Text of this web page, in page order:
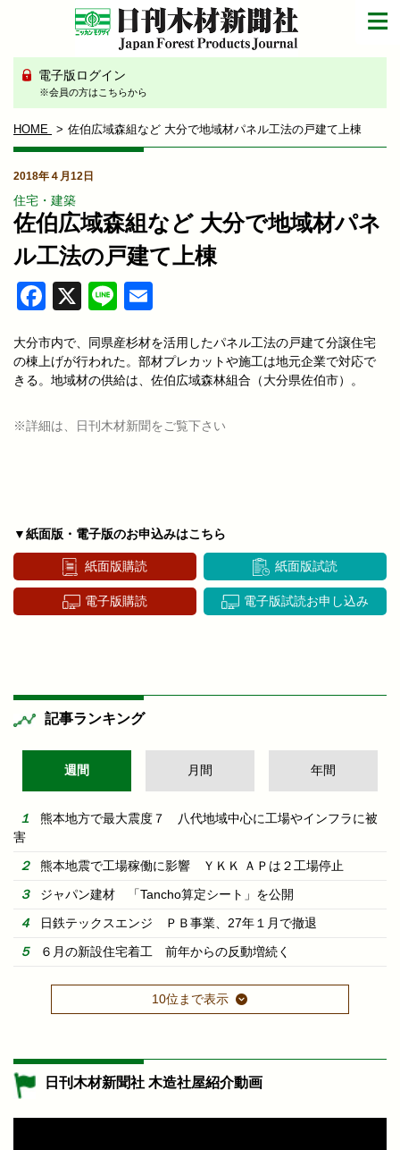
電子版ログイン
※会員の方はこちらから
HOME 佐伯広域森組など 大分で地域材パネル工法の戸建て上棟
2018年４月12日
住宅・建築
佐伯広域森組など 大分で地域材パネ
ル工法の戸建て上棟
Facebook
X Line
大分市内で、同県産杉材を活用したパネル工法の戸建て分譲住宅
の棟上げが行われた。部材プレカットや施工は地元企業で対応で
きる。地域材の供給は、佐伯広域森林組合（大分県佐伯市）。
※詳細は、日刊木材新聞をご覧下さい
▼紙面版・電子版のお申込みはこちら
紙面版購読 紙面版試読
電子版購読 電子版試読お申し込み
記事ランキング
週間 月間 年間
熊本地方で最大震度７ 八代地域中心に工場やインフラに被
害
熊本地震で工場稼働に影響 ＹＫＫ ＡＰは２工場停止
ジャパン建材 「Tancho算定シート」を公開
日鉄テックスエンジ ＰＢ事業、27年１月で撤退
６月の新設住宅着工 前年からの反動増続く
10位まで表示
日刊木材新聞社 木造社屋紹介動画